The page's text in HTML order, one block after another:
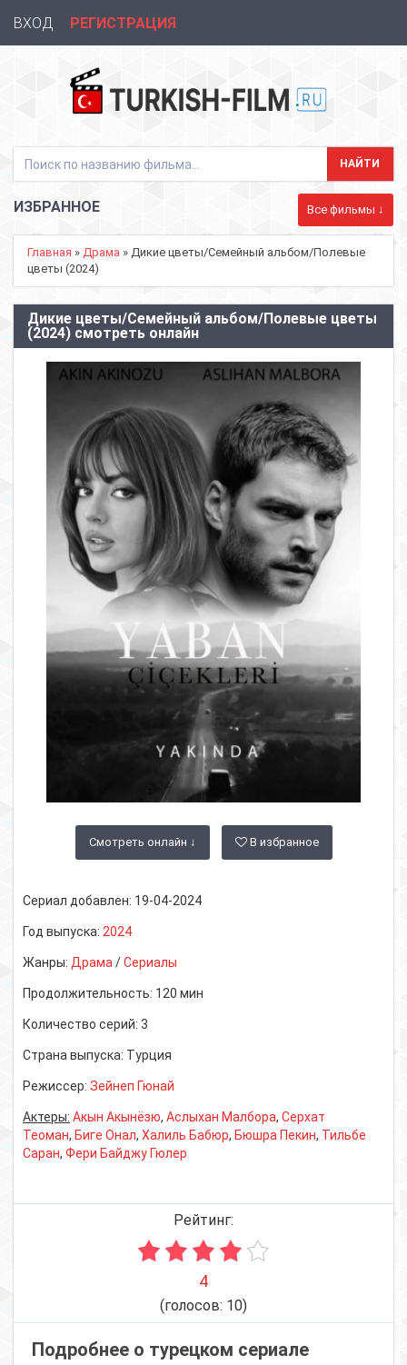
ВХОД РЕГИСТРАЦИЯ
ИЗБРАННОЕ Все фильмы ↓
Главная » Драма » Дикие цветы/Семейный альбом/Полевые
цветы (2024)
Дикие цветы/Семейный альбом/Полевые цветы
(2024) смотреть онлайн
Смотреть онлайн ↓ В избранное
Сериал добавлен: 19-04-2024
Год выпуска: 2024
Жанры: Драма /Сериалы
Продолжительность: 120 мин
Количество серий: 3
Страна выпуска: Турция
Режиссер: Зейнеп Гюнай
Актеры: Акын Акынёзю, Аслыхан Малбора, Серхат
Теоман, Биге Онал, Халиль Бабюр, Бюшра Пекин, Тильбе
Саран, Фери Байджу Гюлер
Рейтинг:
4
(голосов: 10)
Подробнее о турецком сериале